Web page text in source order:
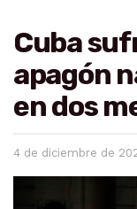
Cuba
apagón
en dos
4 de diciembre de